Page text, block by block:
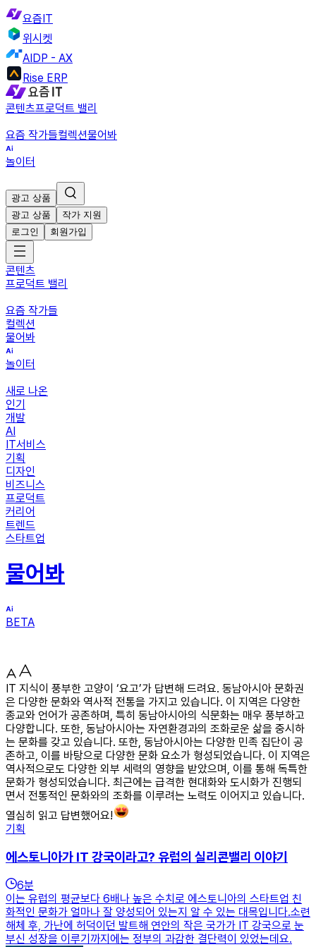
요즘IT
위시켓
AIDP - AX
Rise ERP
콘텐츠프로덕트 밸리
요즘 작가들컬렉션물어봐
놀이터
광고 상품
광고 상품
작가 지원
로그인
회원가입
콘텐츠
프로덕트 밸리
요즘 작가들
컬렉션
물어봐
놀이터
새로 나온
인기
개발
AI
IT서비스
기획
디자인
비즈니스
프로덕트
커리어
트렌드
스타트업
물어봐
BETA
IT 지식이 풍부한 고양이 ‘요고’가 답변해 드려요. 동남아시아 문화권
은 다양한 문화와 역사적 전통을 가지고 있습니다. 이 지역은 다양한
종교와 언어가 공존하며, 특히 동남아시아의 식문화는 매우 풍부하고
다양합니다. 또한, 동남아시아는 자연환경과의 조화로운 삶을 중시하
는 문화를 갖고 있습니다. 또한, 동남아시아는 다양한 민족 집단이 공
존하고, 이를 바탕으로 다양한 문화 요소가 형성되었습니다. 이 지역은
역사적으로도 다양한 외부 세력의 영향을 받았으며, 이를 통해 독특한
문화가 형성되었습니다. 최근에는 급격한 현대화와 도시화가 진행되
면서 전통적인 문화와의 조화를 이루려는 노력도 이어지고 있습니다.
열심히 읽고 답변했어요!
기획
에스토니아가 IT 강국이라고? 유럽의 실리콘밸리 이야기
6분
이는 유럽의 평균보다 6배나 높은 수치로 에스토니아의 스타트업 친
화적인 문화가 얼마나 잘 양성되어 있는지 알 수 있는 대목입니다.​소련
해체 후, 가난에 허덕이던 발트해 연안의 작은 국가가 IT 강국으로 눈
부신 성장을 이루기까지에는 정부의 과감한 결단력이 있었는데요.